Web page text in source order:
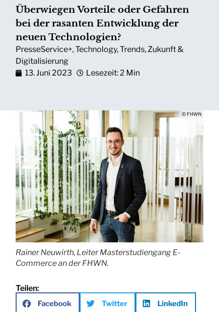
Überwiegen Vorteile oder Gefahren
bei der rasanten Entwicklung der
neuen Technologien?
PresseService+,Technology,Trends,Zukunft &
Digitalisierung
13. Juni 2023
Lesezeit: 2 Min
© FHWN
Rainer Neuwirth, Leiter Masterstudiengang E-
Commerce an der FHWN.
Teilen:
Facebook Twitter LinkedIn